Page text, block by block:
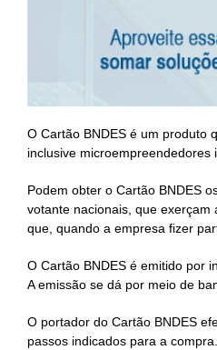
O Cartão BNDES é um produto
inclusive microempreendedores
Podem obter o Cartão BNDES
votante nacionais, que exerçam
que, quando a empresa fizer
O Cartão BNDES é emitido por
A emissão se dá por meio de
O portador do Cartão BNDES
passos indicados para a compra.